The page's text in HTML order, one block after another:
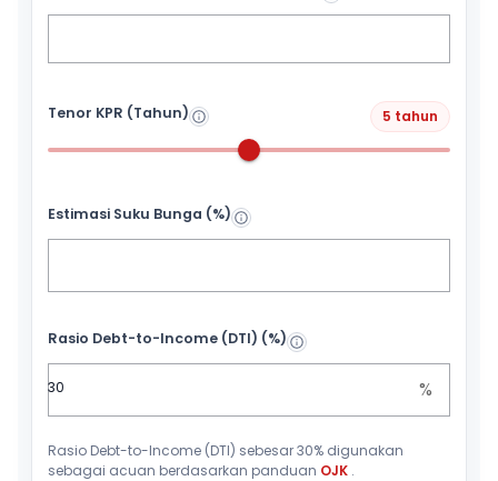
Tenor KPR (Tahun) 5 tahun
Estimasi Suku Bunga (%)
Rasio Debt-to-Income (DTI) (%)
%
Rasio Debt-to-Income (DTI) sebesar 30% digunakan
sebagai acuan berdasarkan panduan OJK .